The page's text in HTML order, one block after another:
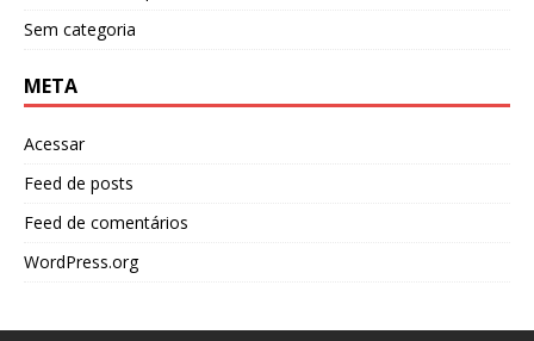
Sem categoria
META
Acessar
Feed de posts
Feed de comentários
WordPress.org